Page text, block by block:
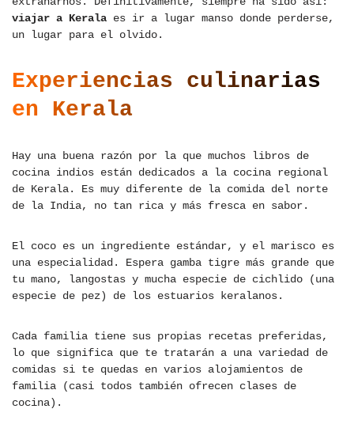
viajar a Kerala es ir a lugar manso donde perderse,
un lugar para el olvido.
Experiencias culinarias
en Kerala
Hay una buena razón por la que muchos libros de
cocina indios están dedicados a la cocina regional
de Kerala. Es muy diferente de la comida del norte
de la India, no tan rica y más fresca en sabor.
El coco es un ingrediente estándar, y el marisco es
una especialidad. Espera gamba tigre más grande que
tu mano, langostas y mucha especie de cichlido (una
especie de pez) de los estuarios keralanos.
Cada familia tiene sus propias recetas preferidas,
lo que significa que te tratarán a una variedad de
comidas si te quedas en varios alojamientos de
familia (casi todos también ofrecen clases de
cocina).